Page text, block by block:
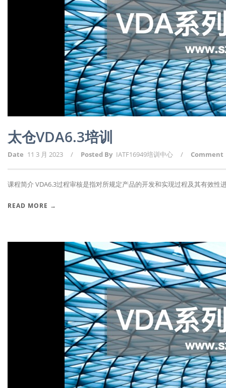
太仓VDA6.3培训
Date 11 3 月 2023 / Posted By IATF16949培训中心 / Comment
课程简介 VDA6.3过程审核是指对所规定产品的开发和实现过程及其有效性
READ MORE →